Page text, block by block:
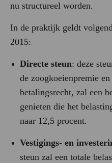
nu structureel worden.
In de praktijk geldt
2015:
Directe steun: deze
de zoogkoeienpremie
betalingsrecht, zal een
genieten die het
naar 12,5 procent.
Vestigings- en
steun zal een totale